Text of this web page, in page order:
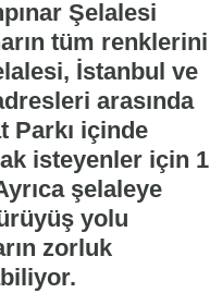
Şelalesi
tüm renklerini
İstanbul ve
arasında
Parkı içinde
isteyenler için 1
şelaleye
yolu
zorluk